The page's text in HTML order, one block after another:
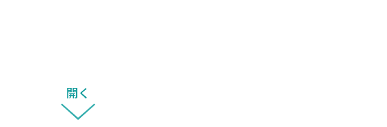
開く